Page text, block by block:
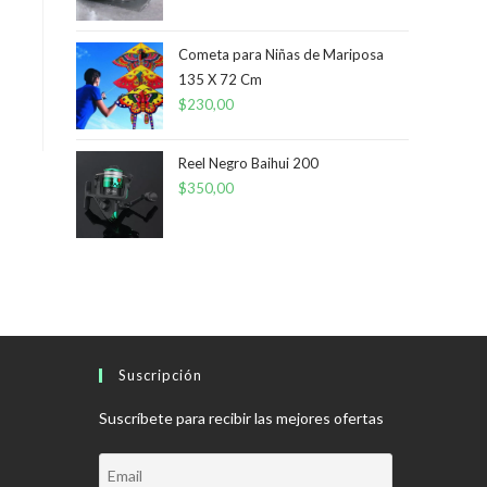
Cometa para Niñas de Mariposa
135 X 72 Cm
$230,00
Reel Negro Baihui 200
$350,00
Suscripción
Suscríbete para recibir las mejores ofertas